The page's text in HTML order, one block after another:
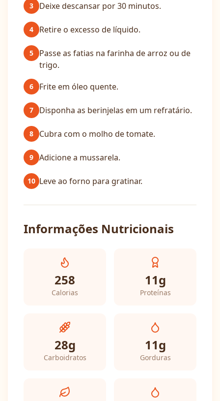
3 Deixe descansar por 30 minutos.
4 Retire o excesso de líquido.
5
Passe as fatias na farinha de arroz ou de
trigo.
6 Frite em óleo quente.
7 Disponha as berinjelas em um refratário.
8 Cubra com o molho de tomate.
9 Adicione a mussarela.
10 Leve ao forno para gratinar.
Informações Nutricionais
258
Calorias
11g
Proteínas
28g
Carboidratos
11g
Gorduras